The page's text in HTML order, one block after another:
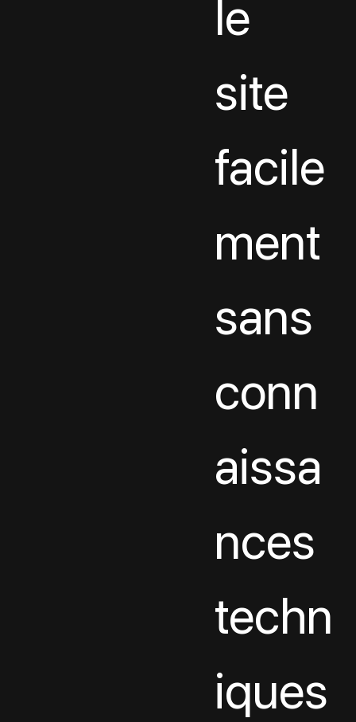
le
site
facile
ment
sans
conn
aissa
nces
techn
iques